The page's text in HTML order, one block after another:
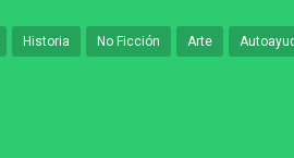
Historia No Ficción Arte